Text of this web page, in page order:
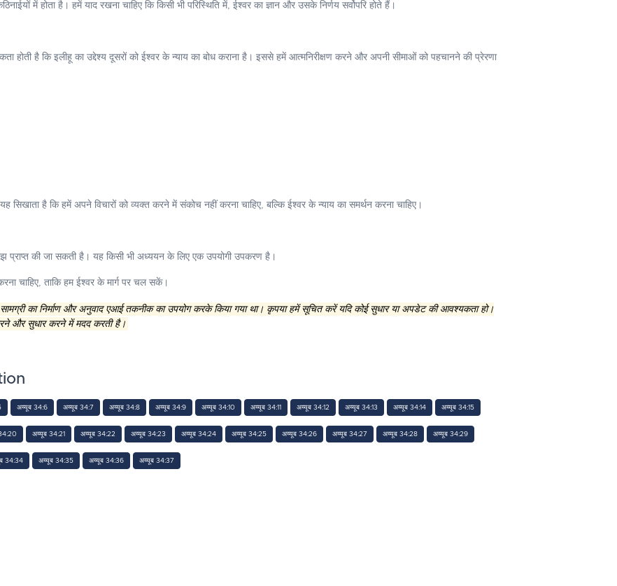
में होता है। हमें याद रखना चाहिए कि किसी भी परिस्थिति में, ईश्वर का ज्ञान और उसके निर्णय सर्वोपरि होते हैं।
है कि इलीहू का उद्देश्य दूसरों को ईश्वर के न्याय का बोध कराना है। इससे हमें आत्मनिरीक्षण करने और अपनी सीमाओं को पहचानने की प्रेरणा
है कि हमें अपने विचारों को व्यक्त करने में संकोच नहीं करना चाहिए, बल्कि ईश्वर के न्याय का समर्थन करना चाहिए।
प्राप्त की जा सकती है। यह किसी भी अध्ययन के लिए एक उपयोगी उपकरण है।
चाहिए, ताकि हम ईश्वर के मार्ग पर चल सकें।
सामग्री का निर्माण और अनुवाद एआई तकनीक का उपयोग करके किया गया था। कृपया हमें सूचित करें यदि कोई सुधार या अपडेट की आवश्यकता हो।
और सुधार करने में मदद करती है।
अय्यूब 34:6 अय्यूब 34:7 अय्यूब 34:8 अय्यूब 34:9 अय्यूब 34:10 अय्यूब 34:11 अय्यूब 34:12 अय्यूब 34:13 अय्यूब 34:14 अय्यूब 34:15
अय्यूब 34:21 अय्यूब 34:22 अय्यूब 34:23 अय्यूब 34:24 अय्यूब 34:25 अय्यूब 34:26 अय्यूब 34:27 अय्यूब 34:28 अय्यूब 34:29
34:34 अय्यूब 34:35 अय्यूब 34:36 अय्यूब 34:37